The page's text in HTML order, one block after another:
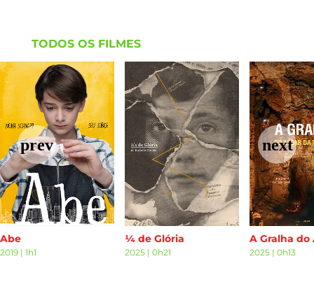
TODOS OS FILMES
Abe
2019 | 1h1
¼ de Glória
2025 |0h21 2025 |0h13